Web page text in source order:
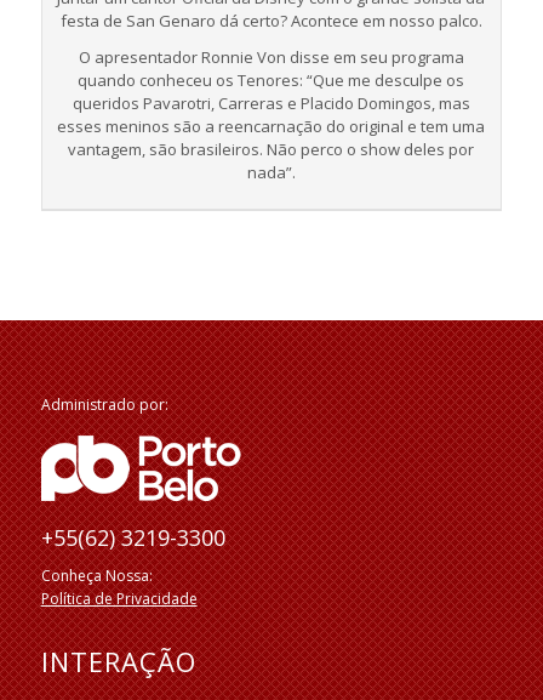
festa de San Genaro dá certo? Acontece em nosso palco.
O apresentador Ronnie Von disse em seu programa
quando conheceu os Tenores: “Que me desculpe os
queridos Pavarotri, Carreras e Placido Domingos, mas
esses meninos são a reencarnação do original e tem uma
vantagem, são brasileiros. Não perco o show deles por
nada”.
Administrado por:
+55(62) 3219-3300
Conheça Nossa:
Política de Privacidade
INTERAÇÃO